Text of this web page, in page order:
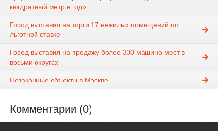
квадратный метр в год»
Город выставил на торги 17 нежилых помещений по
льготной ставке
Город выставил на продажу более 300 машино-мест в
восьми округах
Незаконные объекты в Москве
Комментарии (0)